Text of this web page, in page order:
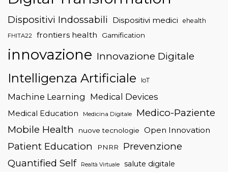
Dispositivi Indossabili Dispositivi medici ehealth
FHITA22 frontiers health Gamification
innovazione Innovazione Digitale
Intelligenza Artificiale IoT
Machine Learning Medical Devices
Medical Education Medicina Digitale
Medico-Paziente
Mobile Health
nuove tecnologie Open Innovation
Patient Education PNRR
Prevenzione
Quantified Self
Realtà Virtuale salute digitale